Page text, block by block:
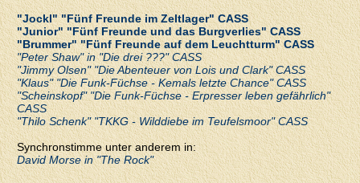
"Jockl" "Fünf Freunde im Zeltlager" CASS
"Junior" "Fünf Freunde und das Burgverlies" CASS
"Brummer" "Fünf Freunde auf dem Leuchtturm" CASS
"Peter Shaw" in "Die drei ???" CASS
"Jimmy Olsen" "Die Abenteuer von Lois und Clark" CASS
"Klaus" "Die Funk-Füchse - Kemals letzte Chance" CASS
"Scheinskopf" "Die Funk-Füchse - Erpresser leben gefährlich"
CASS
"Thilo Schenk" "TKKG - Wilddiebe im Teufelsmoor" CASS
Synchronstimme unter anderem in:
David Morse in "The Rock"